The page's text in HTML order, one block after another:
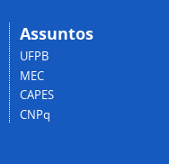
Assuntos
UFPB
MEC
CAPES
CNPq